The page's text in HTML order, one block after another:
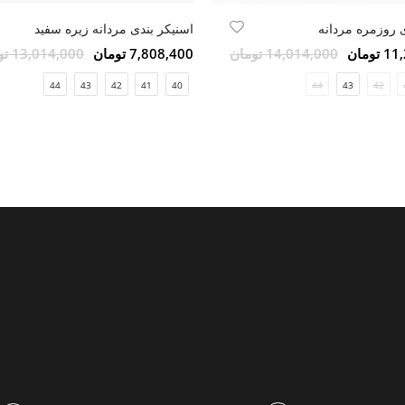
مردانه
14,014,000 تومان
42
43
44
اسنیکر بندی مردانه زیره سفید
7,808,400 تومان 13,014,000 تومان
40
41
42
43
44